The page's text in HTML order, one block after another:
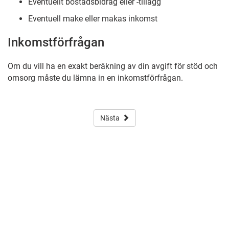
Eventuell make eller makas inkomst
Inkomstförfrågan
Om du vill ha en exakt beräkning av din avgift för stöd och
omsorg måste du lämna in en inkomstförfrågan.
Nästa